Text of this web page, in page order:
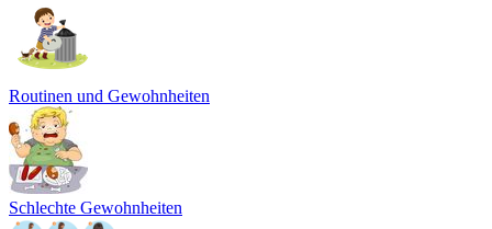
Routinen und Gewohnheiten
Schlechte Gewohnheiten